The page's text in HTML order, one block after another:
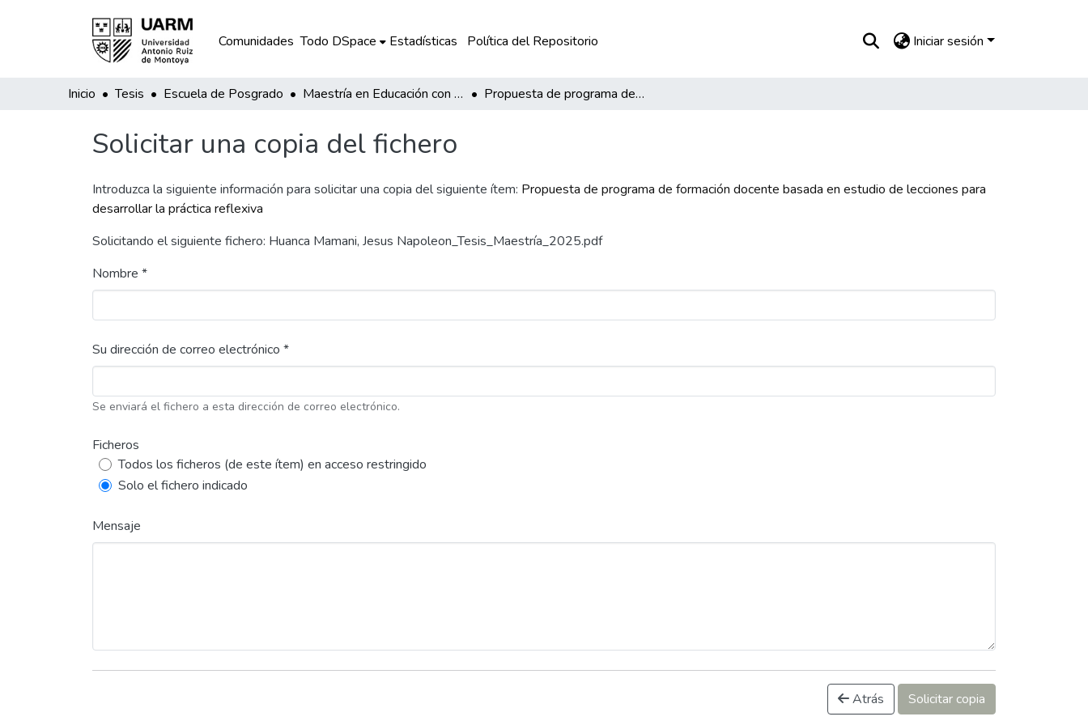
Comunidades Todo DSpace Estadísticas Política del Repositorio Iniciar sesión
Inicio Tesis Escuela de Posgrado Maestría en Educación con mención en Políticas Educativas y Gestión Pública Propuesta de programa de formación docente basada en estudio de lecciones para desarrollar la práctica reflexiva
Solicitar una copia del fichero
Introduzca la siguiente información para solicitar una copia del siguiente ítem: Propuesta de programa de formación docente basada en estudio de lecciones para
desarrollar la práctica reflexiva
Solicitando el siguiente fichero: Huanca Mamani, Jesus Napoleon_Tesis_Maestría_2025.pdf
Nombre *
Su dirección de correo electrónico *
Se enviará el fichero a esta dirección de correo electrónico.
Ficheros
Todos los ficheros (de este ítem) en acceso restringido
Solo el fichero indicado
Mensaje
Atrás Solicitar copia